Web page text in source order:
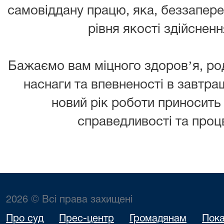
самовіддану працю, яка,
рівня якості
Бажаємо вам міцного здоровʼя,
наснаги та впевненості в
новий рік роботи приносить
справедливості та
2026 © Всі права захищені
Про суд Прес-центр Громадянам